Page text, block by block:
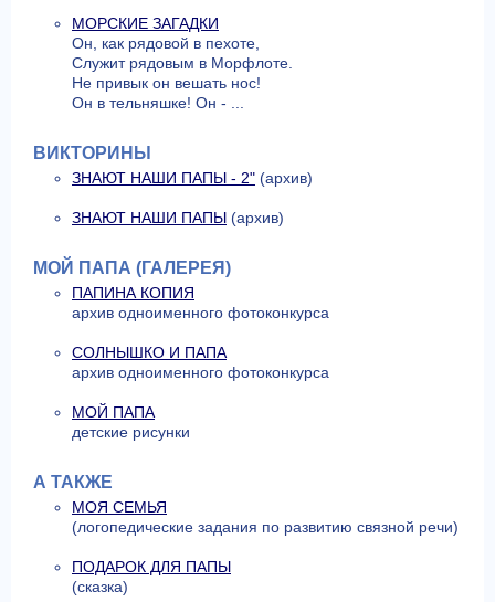
МОРСКИЕ ЗАГАДКИ
Он, как рядовой в пехоте,
Служит рядовым в Морфлоте.
Не привык он вешать нос!
Он в тельняшке! Он - ...
ВИКТОРИНЫ
ЗНАЮТ НАШИ ПАПЫ - 2" (архив)
ЗНАЮТ НАШИ ПАПЫ (архив)
МОЙ ПАПА (ГАЛЕРЕЯ)
ПАПИНА КОПИЯ
архив одноименного фотоконкурса
СОЛНЫШКО И ПАПА
архив одноименного фотоконкурса
МОЙ ПАПА
детские рисунки
А ТАКЖЕ
МОЯ СЕМЬЯ
(логопедические задания по развитию связной речи)
ПОДАРОК ДЛЯ ПАПЫ
(сказка)